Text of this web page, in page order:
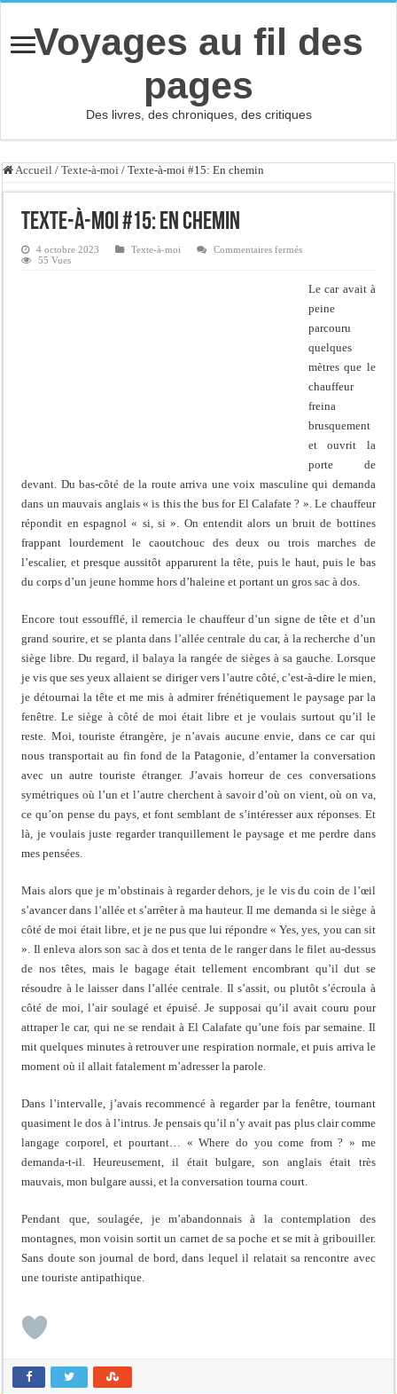
Voyages au fil des
pages
Des livres, des chroniques, des critiques
Accueil / Texte-à-moi / Texte-à-moi #15: En chemin
Texte-à-moi #15: En chemin
4 octobre 2023 Texte-à-moi Commentaires ferméssur
#15:
chemin
55 Vues
Le car avait à
peine
parcouru
quelques
mètres que le
chauffeur
freina
brusquement
et ouvrit la
porte de
devant. Du bas-côté de la route arriva une voix masculine qui demanda
dans un mauvais anglais « is this the bus for El Calafate ? ». Le chauffeur
répondit en espagnol « si, si ». On entendit alors un bruit de bottines
frappant lourdement le caoutchouc des deux ou trois marches de
l’escalier, et presque aussitôt apparurent la tête, puis le haut, puis le bas
du corps d’un jeune homme hors d’haleine et portant un gros sac à dos.
Encore tout essoufflé, il remercia le chauffeur d’un signe de tête et d’un
grand sourire, et se planta dans l’allée centrale du car, à la recherche d’un
siège libre. Du regard, il balaya la rangée de sièges à sa gauche. Lorsque
je vis que ses yeux allaient se diriger vers l’autre côté, c’est-à-dire le mien,
je détournai la tête et me mis à admirer frénétiquement le paysage par la
fenêtre. Le siège à côté de moi était libre et je voulais surtout qu’il le
reste. Moi, touriste étrangère, je n’avais aucune envie, dans ce car qui
nous transportait au fin fond de la Patagonie, d’entamer la conversation
avec un autre touriste étranger. J’avais horreur de ces conversations
symétriques où l’un et l’autre cherchent à savoir d’où on vient, où on va,
ce qu’on pense du pays, et font semblant de s’intéresser aux réponses. Et
là, je voulais juste regarder tranquillement le paysage et me perdre dans
mes pensées.
Mais alors que je m’obstinais à regarder dehors, je le vis du coin de l’œil
s’avancer dans l’allée et s’arrêter à ma hauteur. Il me demanda si le siège à
côté de moi était libre, et je ne pus que lui répondre « Yes, yes, you can sit
». Il enleva alors son sac à dos et tenta de le ranger dans le filet au-dessus
de nos têtes, mais le bagage était tellement encombrant qu’il dut se
résoudre à le laisser dans l’allée centrale. Il s’assit, ou plutôt s’écroula à
côté de moi, l’air soulagé et épuisé. Je supposai qu’il avait couru pour
attraper le car, qui ne se rendait à El Calafate qu’une fois par semaine. Il
mit quelques minutes à retrouver une respiration normale, et puis arriva le
moment où il allait fatalement m’adresser la parole.
Dans l’intervalle, j’avais recommencé à regarder par la fenêtre, tournant
quasiment le dos à l’intrus. Je pensais qu’il n’y avait pas plus clair comme
langage corporel, et pourtant… « Where do you come from ? » me
demanda-t-il. Heureusement, il était bulgare, son anglais était très
mauvais, mon bulgare aussi, et la conversation tourna court.
Pendant que, soulagée, je m’abandonnais à la contemplation des
montagnes, mon voisin sortit un carnet de sa poche et se mit à gribouiller.
Sans doute son journal de bord, dans lequel il relatait sa rencontre avec
une touriste antipathique.